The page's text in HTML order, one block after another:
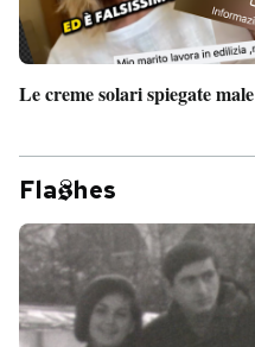
Le creme solari spiegate male
Fla hes